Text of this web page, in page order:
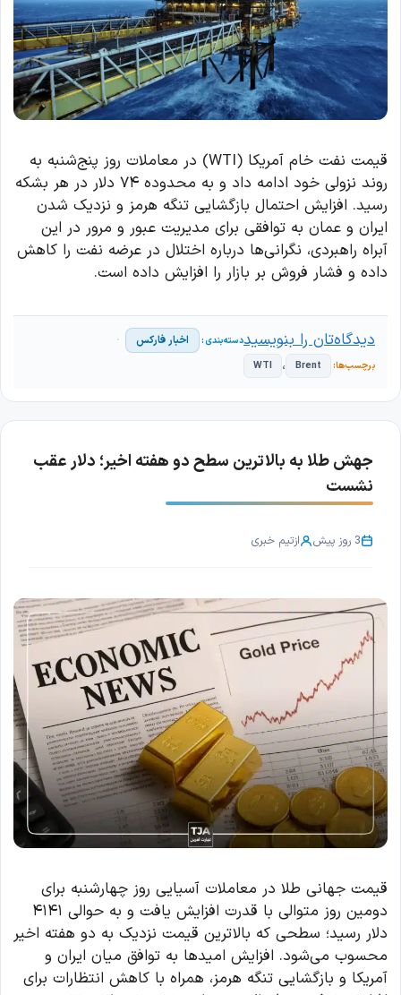
قیمت نفت خام آمریکا (WTI) در معاملات روز پنج‌شنبه به
روند نزولی خود ادامه داد و به محدوده ۷۴ دلار در هر بشکه
رسید. افزایش احتمال بازگشایی تنگه هرمز و نزدیک شدن
ایران و عمان به توافقی برای مدیریت عبور و مرور در این
آبراه راهبردی، نگرانی‌ها درباره اختلال در عرضه نفت را کاهش
داده و فشار فروش بر بازار را افزایش داده است.
اخبار فارکس
Brent ، WTI
دیدگاه‌تان را بنویسید
جهش طلا به بالاترین سطح دو هفته اخیر؛ دلار عقب
نشست
3 روز پیش ازتیم خبری
قیمت جهانی طلا در معاملات آسیایی روز چهارشنبه برای
دومین روز متوالی با قدرت افزایش یافت و به حوالی ۴۱۴۱
دلار رسید؛ سطحی که بالاترین قیمت نزدیک به دو هفته اخیر
محسوب می‌شود. افزایش امیدها به توافق میان ایران و
آمریکا و بازگشایی تنگه هرمز، همراه با کاهش انتظارات برای